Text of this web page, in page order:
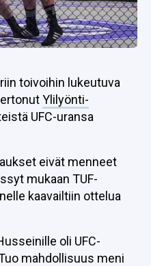
toivoihin lukeutuva
Ylilyönti-
UFC-uransa
eivät menneet
mukaan TUF-
kaavailtiin ottelua
oli UFC-
mahdollisuus meni